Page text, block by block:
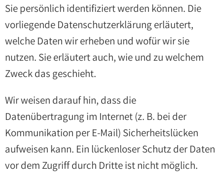
Sie persönlich identifiziert werden können. Die
vorliegende Datenschutzerklärung erläutert,
welche Daten wir erheben und wofür wir sie
nutzen. Sie erläutert auch, wie und zu welchem
Zweck das geschieht.
Wir weisen darauf hin, dass die
Datenübertragung im Internet (z. B. bei der
Kommunikation per E-Mail) Sicherheitslücken
aufweisen kann. Ein lückenloser Schutz der Daten
vor dem Zugriff durch Dritte ist nicht möglich.